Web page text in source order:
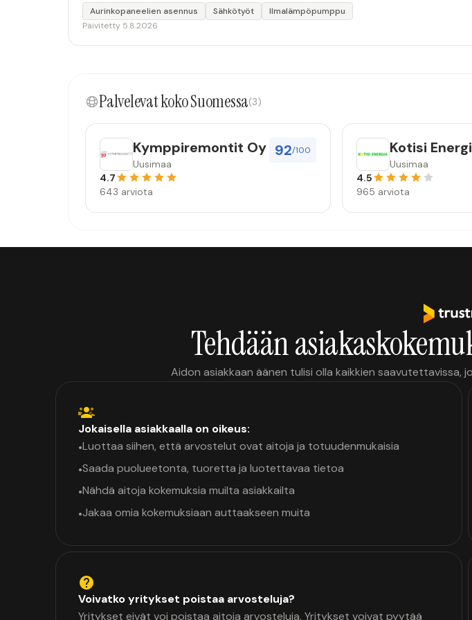
Aurinkopaneelien asennus Sähkötyöt
Ilmalämpöpumppu
Päivitetty 5.8.2026
Palvelevat koko Suomessa(3)
92/100
Kymppiremontit Oy
Uusimaa
4.7
643 arviota
Kotisi
Nordic Oy
Uusimaa
4.5
965 arviota
Tehdään
Aidon asiakkaan äänen tulisi olla kaikkien
Jokaisella asiakkaalla on oikeus:
•Luottaa siihen, että arvostelut ovat aitoja ja totuudenmukaisia
•Saada puolueetonta, tuoretta ja luotettavaa tietoa
•Nähdä aitoja kokemuksia muilta asiakkailta
•Jakaa omia kokemuksiaan auttaakseen muita
Voivatko yritykset poistaa arvosteluja?
Yritykset eivät voi poistaa aitoja arvosteluja. Yritykset voivat pyytää